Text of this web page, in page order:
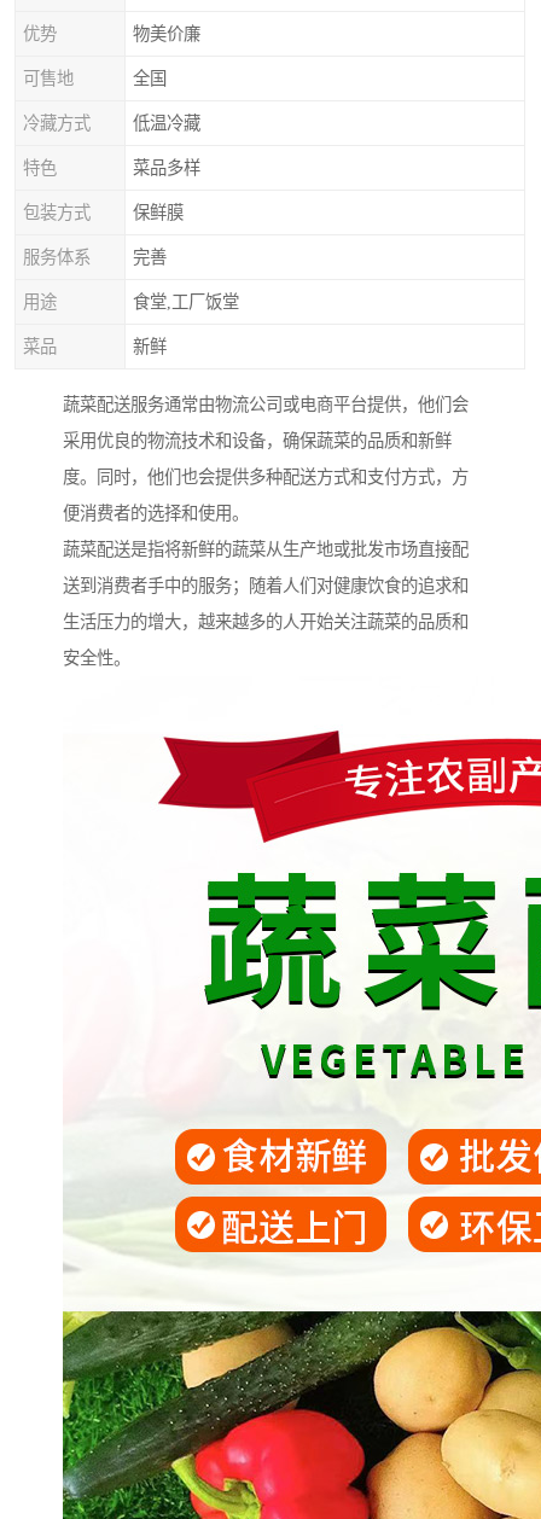
优势 物美价廉
可售地 全国
冷藏方式 低温冷藏
特色 菜品多样
包装方式 保鲜膜
服务体系 完善
用途 食堂,工厂饭堂
菜品 新鲜
蔬菜配送服务通常由物流公司或电商平台提供，他们会
采用优良的物流技术和设备，确保蔬菜的品质和新鲜
度。同时，他们也会提供多种配送方式和支付方式，方
便消费者的选择和使用。
蔬菜配送是指将新鲜的蔬菜从生产地或批发市场直接配
送到消费者手中的服务；随着人们对健康饮食的追求和
生活压力的增大，越来越多的人开始关注蔬菜的品质和
安全性。